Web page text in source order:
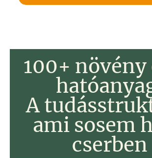
100+ növény
A
ami sosem
cserben